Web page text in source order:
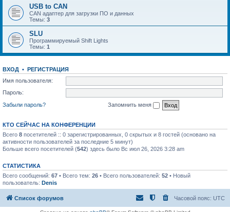
USB to CAN
CAN адаптер для загрузки ПО и данных
Темы: 3
SLU
Программируемый Shift Lights
Темы: 1
ВХОД • РЕГИСТРАЦИЯ
Имя пользователя:
Пароль:
Забыли пароль?
Запомнить меня
КТО СЕЙЧАС НА КОНФЕРЕНЦИИ
Всего 8 посетителей :: 0 зарегистрированных, 0 скрытых и 8 гостей (основано на
активности пользователей за последние 5 минут)
Больше всего посетителей (542) здесь было Вс июл 26, 2026 3:28 am
СТАТИСТИКА
Всего сообщений: 67 • Всего тем: 26 • Всего пользователей: 52 • Новый
пользователь: Denis
Список форумов Часовой пояс: UTC